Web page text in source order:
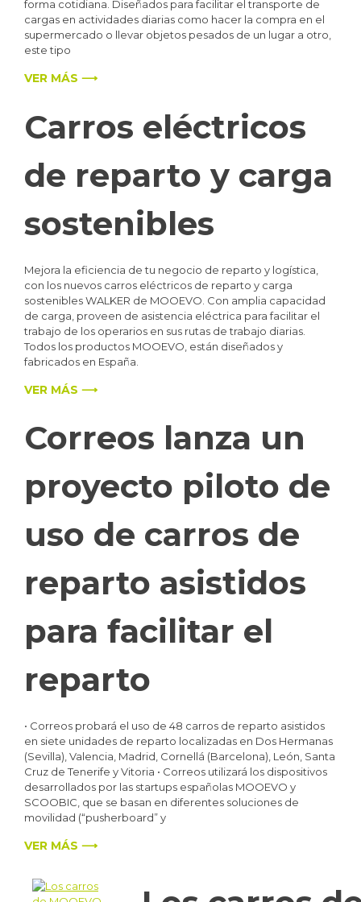
forma cotidiana. Diseñados para facilitar el transporte de
cargas en actividades diarias como hacer la compra en el
supermercado o llevar objetos pesados de un lugar a otro,
este tipo
VER MÁS ⟶
Carros eléctricos
de reparto y carga
sostenibles
Mejora la eficiencia de tu negocio de reparto y logística,
con los nuevos carros eléctricos de reparto y carga
sostenibles WALKER de MOOEVO. Con amplia capacidad
de carga, proveen de asistencia eléctrica para facilitar el
trabajo de los operarios en sus rutas de trabajo diarias.
Todos los productos MOOEVO, están diseñados y
fabricados en España.
VER MÁS ⟶
Correos lanza un
proyecto piloto de
uso de carros de
reparto asistidos
para facilitar el
reparto
• Correos probará el uso de 48 carros de reparto asistidos
en siete unidades de reparto localizadas en Dos Hermanas
(Sevilla), Valencia, Madrid, Cornellá (Barcelona), León, Santa
Cruz de Tenerife y Vitoria • Correos utilizará los dispositivos
desarrollados por las startups españolas MOOEVO y
SCOOBIC, que se basan en diferentes soluciones de
movilidad (“pusherboard” y
VER MÁS ⟶